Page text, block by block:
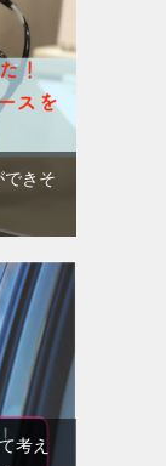
できそ
考え